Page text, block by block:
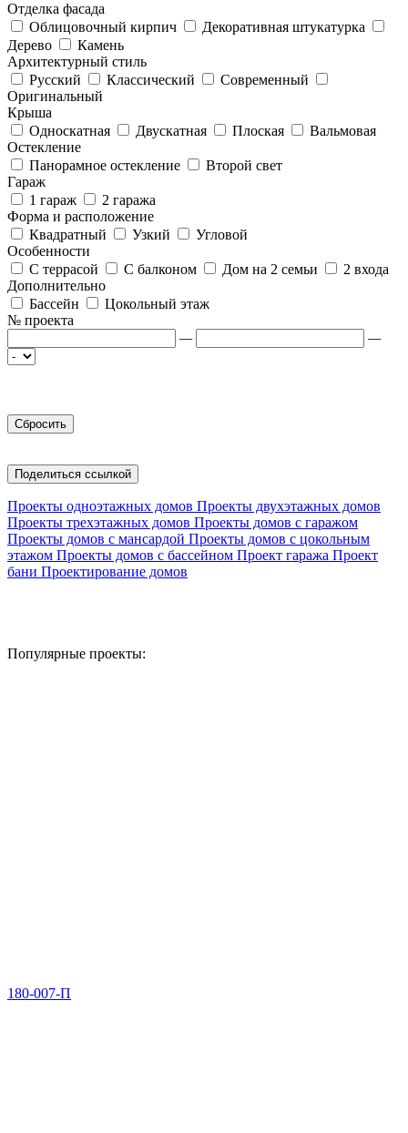
Отделка фасада
Облицовочный кирпич
Декоративная штукатурка
Дерево
Камень
Архитектурный стиль
Русский
Классический
Современный
Оригинальный
Крыша
Односкатная
Двускатная Плоская
Вальмовая
Остекление
Панорамное остекление
Второй свет
Гараж
1 гараж
2 гаража
Форма и расположение
Квадратный
Узкий
Угловой
Особенности
С террасой
С балконом Дом на 2 семьи
2 входа
Дополнительно
Бассейн
Цокольный этаж
№ проекта
—
—
Поделиться ссылкой
Проекты одноэтажных домов Проекты двухэтажных домов
Проекты трехэтажных домов Проекты домов с гаражом
Проекты домов с мансардой Проекты домов с цокольным
этажом Проекты домов с бассейном Проект гаража Проект
бани Проектирование домов
Популярные проекты:
180-007-П